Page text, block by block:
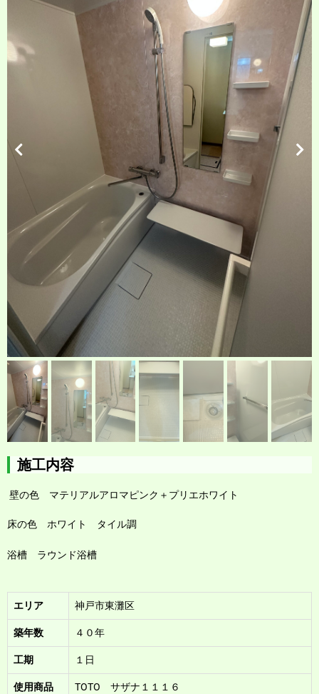
施工内容
壁の色 マテリアルアロマピンク ＋プリエホワイト
床の色 ホワイト タイル調
浴槽 ラウンド浴槽
エリア 神戸市東灘区
築年数 ４０年
工期 １日
使用商品 TOTO サザナ１１１６